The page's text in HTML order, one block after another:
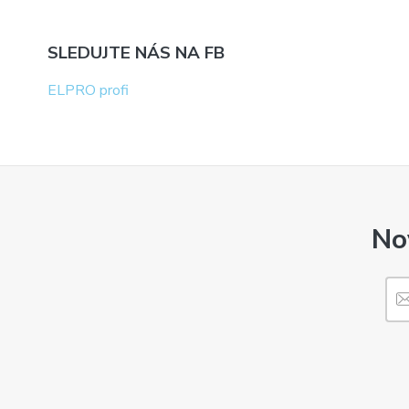
SLEDUJTE NÁS NA FB
ELPRO profi